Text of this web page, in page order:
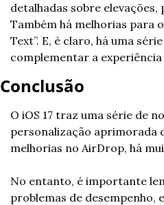
detalhadas sobre
Também há melhorias para
Text”. E, é claro, há uma
complementar a experiência
Conclusão
O iOS 17 traz uma série de
personalização aprimorada
melhorias no AirDrop, há
No entanto, é importante
problemas de